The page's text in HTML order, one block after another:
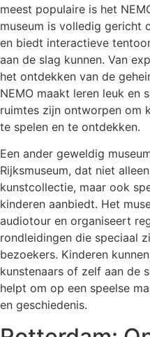
meest populaire is het
museum is volledig gericht
en biedt interactieve
aan de slag kunnen. Van
het ontdekken van de
NEMO maakt leren leuk en
ruimtes zijn ontworpen om
te spelen en te ontdekken.
Een ander geweldig
Rijksmuseum, dat niet
kunstcollectie, maar ook
kinderen aanbiedt. Het
audiotour en organiseert
rondleidingen die speciaal
bezoekers. Kinderen
kunstenaars of zelf aan de
helpt om op een speelse
en geschiedenis.